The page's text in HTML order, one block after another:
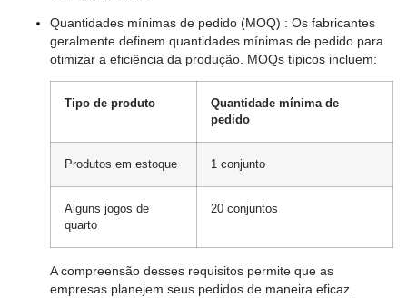
Quantidades mínimas de pedido (MOQ) : Os fabricantes
geralmente definem quantidades mínimas de pedido para
otimizar a eficiência da produção. MOQs típicos incluem:
Tipo de produto
Quantidade mínima de
pedido
Produtos em estoque 1 conjunto
Alguns jogos de
quarto
20 conjuntos
A compreensão desses requisitos permite que as
empresas planejem seus pedidos de maneira eficaz.